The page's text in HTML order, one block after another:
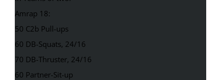
Amrap 18:
50 C2b Pull-ups
60 DB-Squats, 24/16
70 DB-Thruster, 24/16
60 Partner-Sit-up